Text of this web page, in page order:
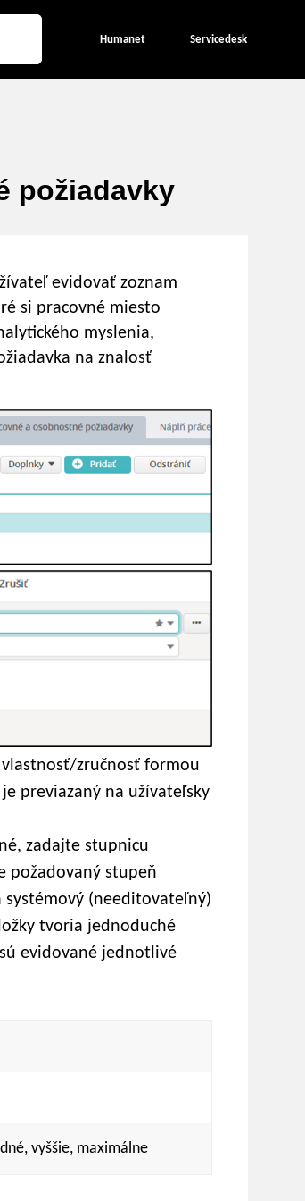
Humanet Servicedesk
požiadavky
evidovať zoznam
si pracovné miesto
myslenia,
na znalosť
zručnosť formou
previazaný na užívateľsky
zadajte stupnicu
požadovaný stupeň
(needitovateľný)
tvoria jednoduché
evidované jednotlivé
vyššie, maximálne